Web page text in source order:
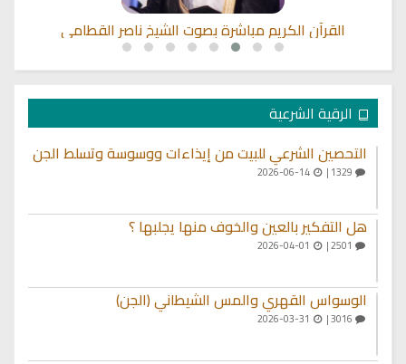
القرآن الكريم مباشرة بصوت الشيخ ناصر القطامي
الرقية الشرعية
التحصين الشرعي للبيت من إيذاءات ووسوسة وتسلط الجن
2026-06-14
هل التفكير بالعين والخوف منها يجلبها ؟
الوسواس القهري والمس الشيطاني (الجن)